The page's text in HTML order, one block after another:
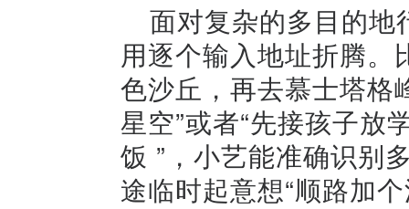
面对复杂的多目的地
用逐个输入地址折腾。
色沙丘，再去慕士塔格
星空”或者“先接孩子放
饭 ”，小艺能准确识别
途临时起意想“顺路加